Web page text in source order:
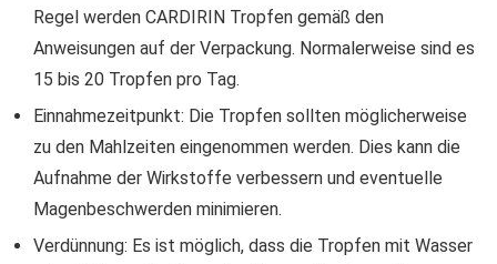
Regel werden CARDIRIN Tropfen gemäß den
Anweisungen auf der Verpackung. Normalerweise sind es
15 bis 20 Tropfen pro Tag.
Einnahmezeitpunkt: Die Tropfen sollten möglicherweise
zu den Mahlzeiten eingenommen werden. Dies kann die
Aufnahme der Wirkstoffe verbessern und eventuelle
Magenbeschwerden minimieren.
Verdünnung: Es ist möglich, dass die Tropfen mit Wasser